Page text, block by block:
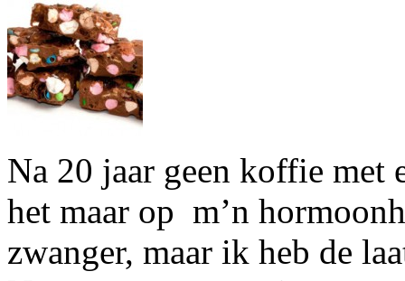
Na 20 jaar geen koffie
het maar op m’n
zwanger, maar ik heb de